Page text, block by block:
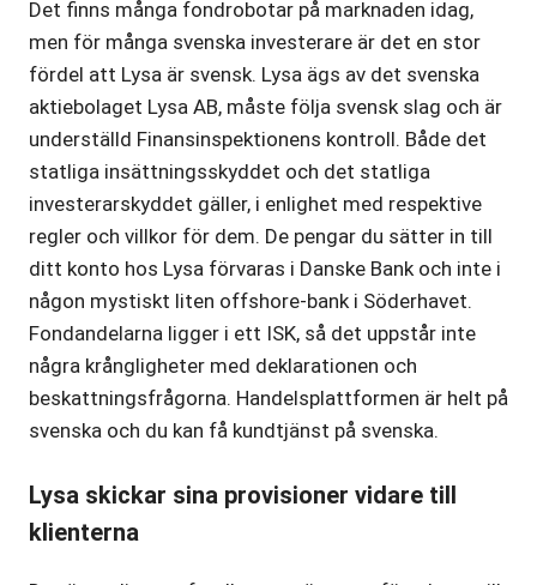
Det finns många fondrobotar på marknaden idag,
men för många svenska investerare är det en stor
fördel att Lysa är svensk. Lysa ägs av det svenska
aktiebolaget Lysa AB, måste följa svensk slag och är
underställd Finansinspektionens kontroll. Både det
statliga insättningsskyddet och det statliga
investerarskyddet gäller, i enlighet med respektive
regler och villkor för dem. De pengar du sätter in till
ditt konto hos Lysa förvaras i Danske Bank och inte i
någon mystiskt liten offshore-bank i Söderhavet.
Fondandelarna ligger i ett ISK, så det uppstår inte
några krångligheter med deklarationen och
beskattningsfrågorna. Handelsplattformen är helt på
svenska och du kan få kundtjänst på svenska.
Lysa skickar sina provisioner vidare till
klienterna